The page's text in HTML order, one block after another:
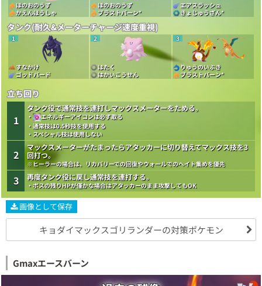
ほのおのうず
かえんほうしゃ
ほのおのうず
ブラストバーン*
エアスラッシュ
きょじゅうざん*
タンク(耐久&メーターチャージ速度重視)
1
すなかけ
ゴッドバード
2
はたく
はかいこうせん
3
りゅうのいぶき
ブラストバーン*
立ち回り
1
タンク役で通常技を連打しマックスメーターをためる。
・
エネルギーアイコンは必ず取る
・通常技は0.5秒技を使用する
・スペシャル技は使用しない
2
マックスメーターがたまったらアタッカーに切り替えてマックス技を3
回打つ。
※ヒーラーの場合は、リカバリーでの回復やウォールでのヘイト集めを優先
3 再度タンク役に戻し通常技を連打する。
・ボスの残りHPが僅かな場合はアタッカーのまま攻撃してもOK
画像として保存
キョダイマックスゴリランダーの対策ポケモン
Gmaxエースバーン